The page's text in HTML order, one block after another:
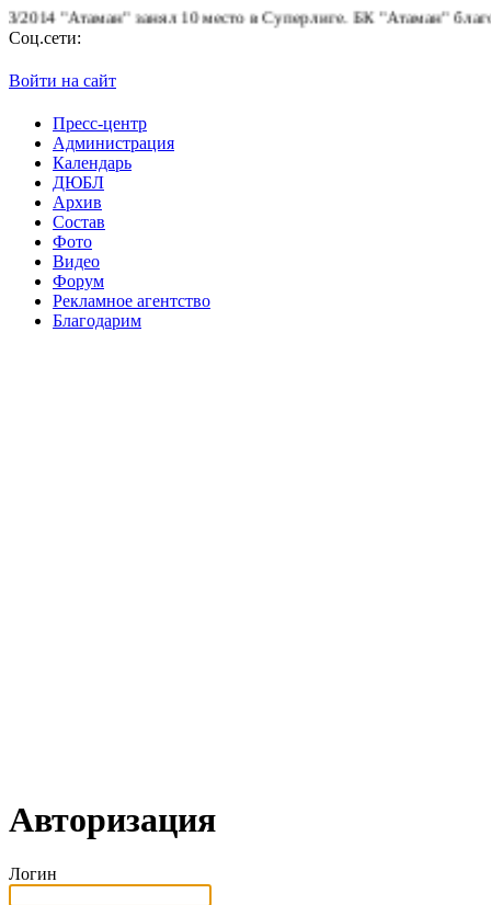
"Атаман" занял 10 место в Суперлиге.БК "Атаман"
Соц.сети:
Войти на сайт
Пресс-центр
Администрация
Календарь
ДЮБЛ
Архив
Состав
Фото
Видео
Форум
Рекламное агентство
Благодарим
Авторизация
Логин